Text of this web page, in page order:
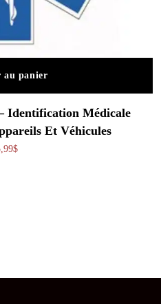
au panier
Identification Médicale
Et Véhicules
$